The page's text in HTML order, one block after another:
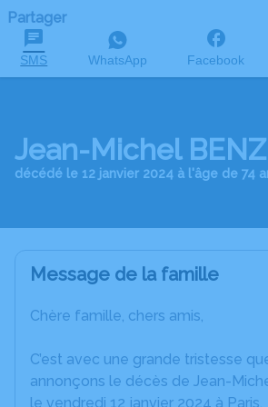
Partager
SMS WhatsApp Facebook
Jean-Michel BENZ
décédé le 12 janvier 2024 à l'âge de 74
Message de la famille
Chère famille, chers amis,
C’est avec une grande tristesse
annonçons le décès de Jean-
le vendredi 12 janvier 2024 à Paris.